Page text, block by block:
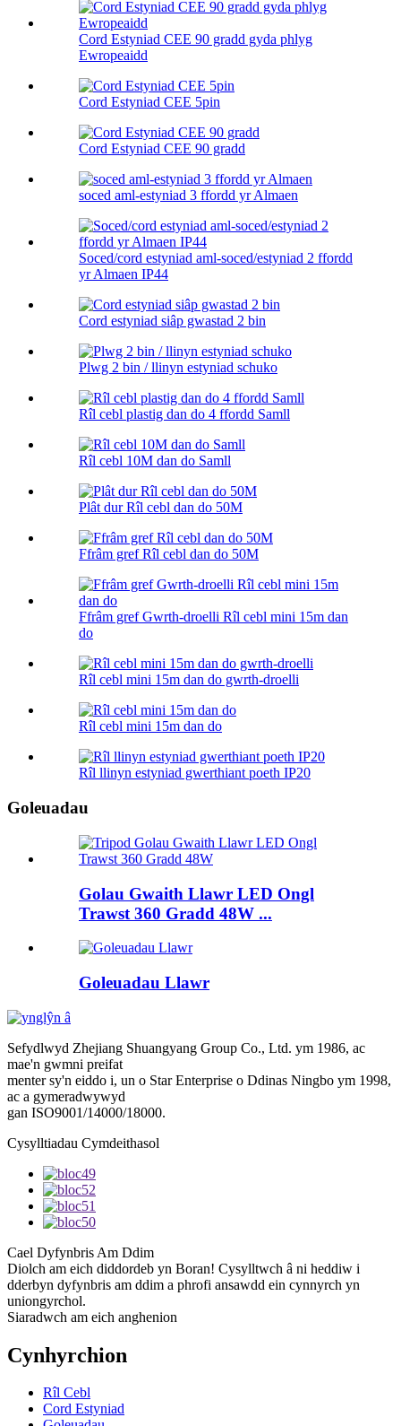
Cord Estyniad CEE 90 gradd gyda phlyg
Ewropeaidd
Cord Estyniad CEE 5pin
Cord Estyniad CEE 90 gradd
soced aml-estyniad 3 ffordd yr Almaen
Soced/cord estyniad aml-soced/estyniad 2 ffordd
yr Almaen IP44
Cord estyniad siâp gwastad 2 bin
Plwg 2 bin / llinyn estyniad schuko
Rîl cebl plastig dan do 4 ffordd Samll
Rîl cebl 10M dan do Samll
Plât dur Rîl cebl dan do 50M
Ffrâm gref Rîl cebl dan do 50M
Ffrâm gref Gwrth-droelli Rîl cebl mini 15m dan
do
Rîl cebl mini 15m dan do gwrth-droelli
Rîl cebl mini 15m dan do
Rîl llinyn estyniad gwerthiant poeth IP20
Goleuadau
Golau Gwaith Llawr LED Ongl
Trawst 360 Gradd 48W ...
Goleuadau Llawr
Sefydlwyd Zhejiang Shuangyang Group Co., Ltd. ym 1986, ac
mae'n gwmni preifat
menter sy'n eiddo i, un o Star Enterprise o Ddinas Ningbo ym 1998,
ac a gymeradwywyd
gan ISO9001/14000/18000.
Cysylltiadau Cymdeithasol
Cael Dyfynbris Am Ddim
Diolch am eich diddordeb yn Boran! Cysylltwch â ni heddiw i
dderbyn dyfynbris am ddim a phrofi ansawdd ein cynnyrch yn
uniongyrchol.
Siaradwch am eich anghenion
Cynhyrchion
Rîl Cebl
Cord Estyniad